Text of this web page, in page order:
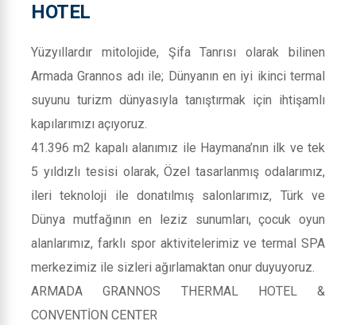
HOTEL
Yüzyıllardır mitolojide, Şifa Tanrısı olarak bilinen
Armada Grannos adı ile; Dünyanın en iyi ikinci termal
suyunu turizm dünyasıyla tanıştırmak için ihtişamlı
kapılarımızı açıyoruz.
41.396 m2 kapalı alanımız ile Haymana’nın ilk ve tek
5 yıldızlı tesisi olarak, Özel tasarlanmış odalarımız,
ileri teknoloji ile donatılmış salonlarımız, Türk ve
Dünya mutfağının en leziz sunumları, çocuk oyun
alanlarımız, farklı spor aktivitelerimiz ve termal SPA
merkezimiz ile sizleri ağırlamaktan onur duyuyoruz.
ARMADA GRANNOS THERMAL HOTEL &
CONVENTİON CENTER